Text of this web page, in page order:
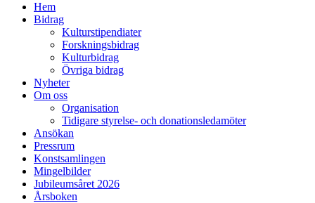
Hem
Bidrag
Kulturstipendiater
Forskningsbidrag
Kulturbidrag
Övriga bidrag
Nyheter
Om oss
Organisation
Tidigare styrelse- och donationsledamöter
Ansökan
Pressrum
Konstsamlingen
Mingelbilder
Jubileumsåret 2026
Årsboken